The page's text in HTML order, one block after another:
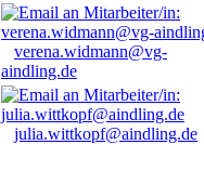
verena.widmann@vg-
aindling.de
julia.wittkopf@aindling.de